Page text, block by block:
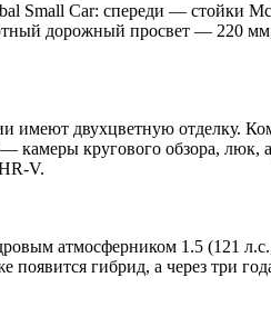
Small Car: спереди — стойки
дорожный просвет — 220
имеют двухцветную
кругового обзора, люк,
V.
атмосферником 1.5 (121
гибрид, а через три